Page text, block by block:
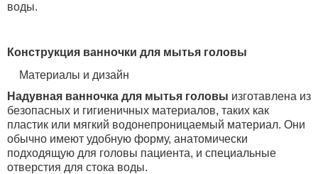
воды.
Конструкция ванночки для мытья головы
Материалы и дизайн
Надувная ванночка для мытья головы изготавлена из
безопасных и гигиеничных материалов, таких как
пластик или мягкий водонепроницаемый материал. Они
обычно имеют удобную форму, анатомически
подходящую для головы пациента, и специальные
отверстия для стока воды.